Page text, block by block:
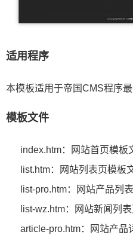
适用程序
本模板适用于帝国CMS程序
模板文件
index.htm：网站首页模板
list.htm：网站列表页模板
list-pro.htm：网站产品列
list-wz.htm：网站新闻列
article-pro.htm：网站产品